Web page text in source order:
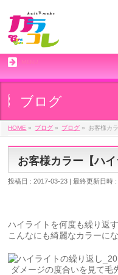
ブログ
HOME » ブログ » ブログ » お客様カ
お客様カラー【ハイ
投稿日 : 2017-03-23 最終更新日時
ハイライトを何度も繰り返
こんなにも綺麗なカラーに
ダメージの度合いを見て毛